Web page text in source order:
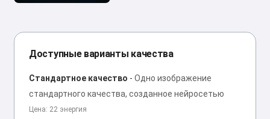
Доступные варианты качества
Стандартное качество - Одно изображение
стандартного качества, созданное нейросетью
Цена: 22 энергия